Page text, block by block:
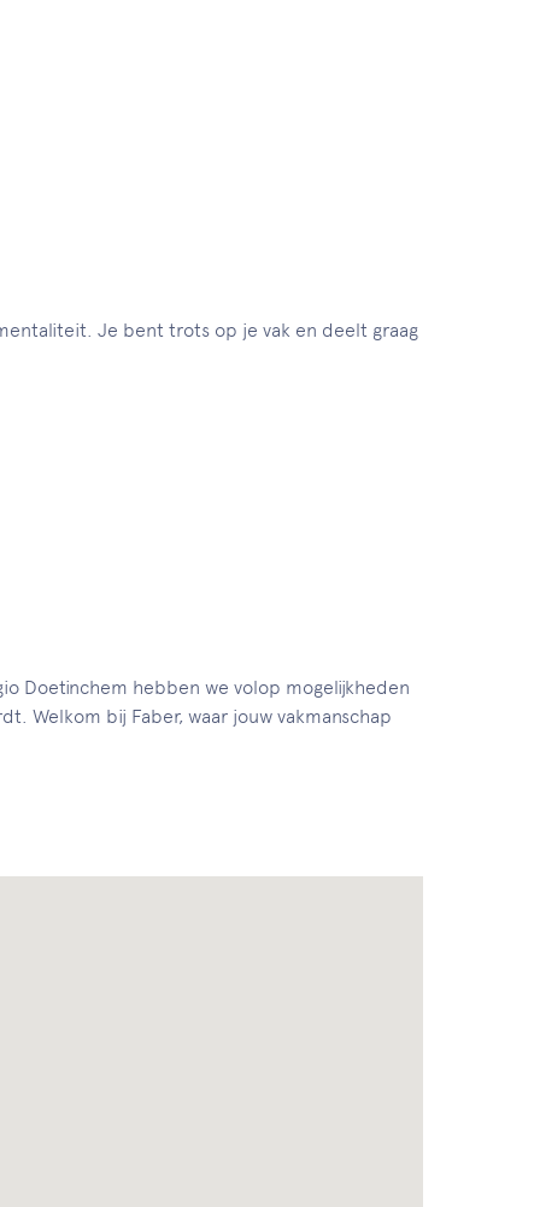
Je bent trots op je vak en deelt graag
Doetinchem hebben we volop mogelijkheden
Welkom bij Faber, waar jouw vakmanschap